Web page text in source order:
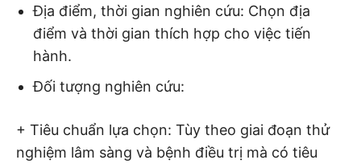
Địa điểm, thời gian nghiên cứu: Chọn địa
điểm và thời gian thích hợp cho việc tiến
hành.
Đối tượng nghiên cứu:
+ Tiêu chuẩn lựa chọn: Tùy theo giai đoạn thử
nghiệm lâm sàng và bệnh điều trị mà có tiêu